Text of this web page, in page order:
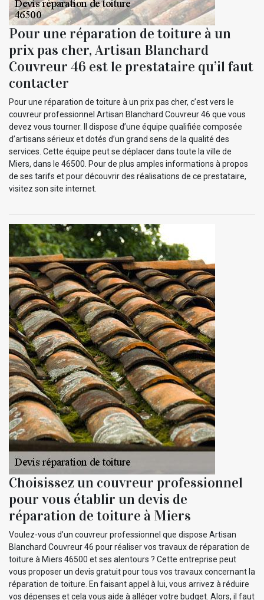
Pour une réparation de toiture à un
prix pas cher, Artisan Blanchard
Couvreur 46 est le prestataire qu’il faut
contacter
Pour une réparation de toiture à un prix pas cher, c’est vers le
couvreur professionnel Artisan Blanchard Couvreur 46 que vous
devez vous tourner. Il dispose d’une équipe qualifiée composée
d’artisans sérieux et dotés d’un grand sens de la qualité des
services. Cette équipe peut se déplacer dans toute la ville de
Miers, dans le 46500. Pour de plus amples informations à propos
de ses tarifs et pour découvrir des réalisations de ce prestataire,
visitez son site internet.
Choisissez un couvreur professionnel
pour vous établir un devis de
réparation de toiture à Miers
Voulez-vous d’un couvreur professionnel que dispose Artisan
Blanchard Couvreur 46 pour réaliser vos travaux de réparation de
toiture à Miers 46500 et ses alentours ? Cette entreprise peut
vous proposer un devis gratuit pour tous vos travaux concernant la
réparation de toiture. En faisant appel à lui, vous arrivez à réduire
vos dépenses et cela vous aide à alléger votre budget. Alors, il faut